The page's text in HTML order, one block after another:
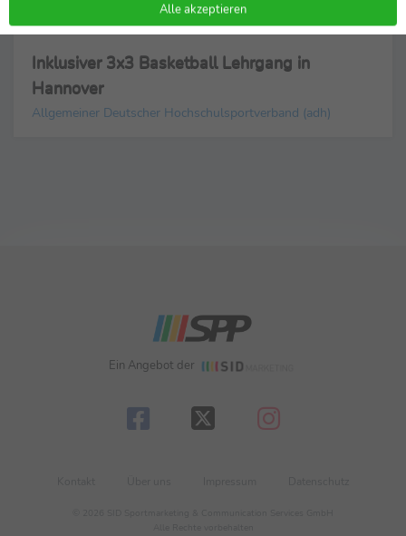
19.12.2024 Video
Inklusiver 3x3 Basketball Lehrgang in
Hannover
Allgemeiner Deutscher Hochschulsportverband (adh)
Ein Angebot der
Alle akzeptieren